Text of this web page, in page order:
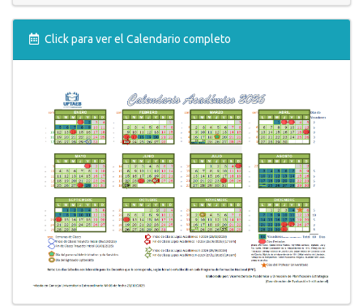
Click para ver el Calendario completo